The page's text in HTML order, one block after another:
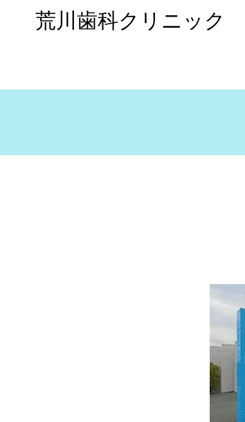
荒川歯科クリニック